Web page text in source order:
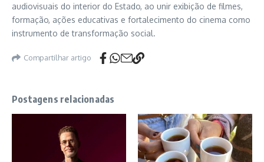
audiovisuais do interior do Estado, ao unir exibição de filmes,
formação, ações educativas e fortalecimento do cinema como
instrumento de transformação social.
Compartilhar artigo
Postagens relacionadas